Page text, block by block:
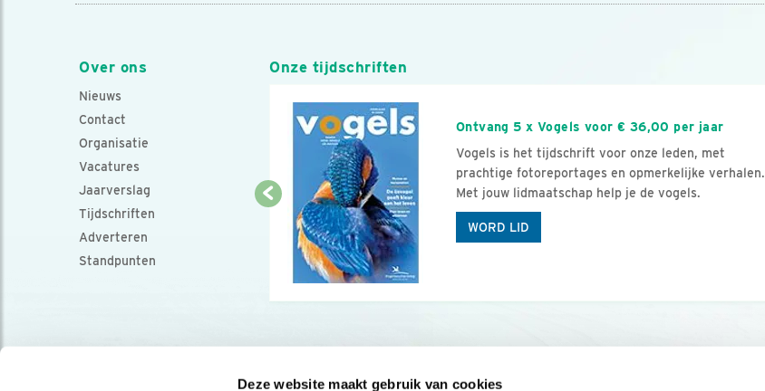
Deze website maakt gebruik van cookies
Over ons
Nieuws
Contact
Organisatie
Vacatures
Jaarverslag
Tijdschriften
Adverteren
Standpunten
Onze tijdschriften
Ontvang 5 x Vogels voor € 36,00 per jaar
Vogels is het tijdschrift voor onze leden, met
prachtige fotoreportages en opmerkelijke verhalen.
Met jouw lidmaatschap help je de vogels.
WORD LID